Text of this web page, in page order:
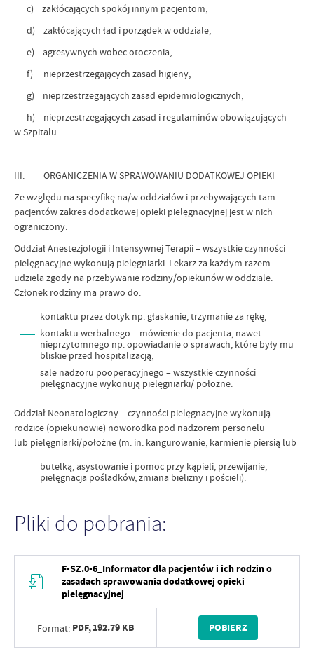
c) zakłócających spokój innym pacjentom,
d) zakłócających ład i porządek w oddziale,
e) agresywnych wobec otoczenia,
f) nieprzestrzegających zasad higieny,
g) nieprzestrzegających zasad epidemiologicznych,
h) nieprzestrzegających zasad i regulaminów obowiązujących
w Szpitalu.
III. ORGANICZENIA W SPRAWOWANIU DODATKOWEJ OPIEKI
Ze względu na specyfikę na/w oddziałów i przebywających tam
pacjentów zakres dodatkowej opieki pielęgnacyjnej jest w nich
ograniczony.
Oddział Anestezjologii i Intensywnej Terapii – wszystkie czynności
pielęgnacyjne wykonują pielęgniarki. Lekarz za każdym razem
udziela zgody na przebywanie rodziny/opiekunów w oddziale.
Członek rodziny ma prawo do:
kontaktu przez dotyk np. głaskanie, trzymanie za rękę,
kontaktu werbalnego – mówienie do pacjenta, nawet
nieprzytomnego np. opowiadanie o sprawach, które były mu
bliskie przed hospitalizacją,
sale nadzoru pooperacyjnego – wszystkie czynności
pielęgnacyjne wykonują pielęgniarki/ położne.
Oddział Neonatologiczny – czynności pielęgnacyjne wykonują
rodzice (opiekunowie) noworodka pod nadzorem personelu
lub pielęgniarki/położne (m. in. kangurowanie, karmienie piersią lub
butelką, asystowanie i pomoc przy kąpieli, przewijanie,
pielęgnacja pośladków, zmiana bielizny i pościeli).
Pliki do pobrania:
F-SZ.0-6_Informator dla pacjentów i ich rodzin o
zasadach sprawowania dodatkowej opieki
pielęgnacyjnej
Format: PDF,192.79 KB POBIERZ